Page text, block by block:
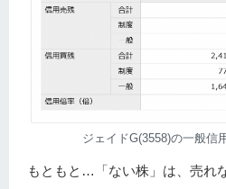
ジェイドG(3558)の一般信
もともと…「ない株」は、売れ